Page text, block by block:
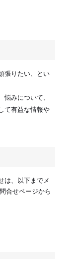
張りたい、とい
みについて、
て有益な情報や
は、以下までメ
合せページから